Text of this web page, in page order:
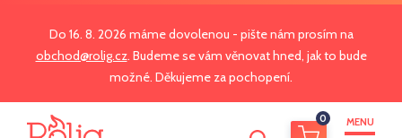
Do 16. 8. 2026 máme dovolenou - pište nám prosím na
obchod@rolig.cz. Budeme se vám věnovat hned, jak to bude
možné. Děkujeme za pochopení.
0 MENU